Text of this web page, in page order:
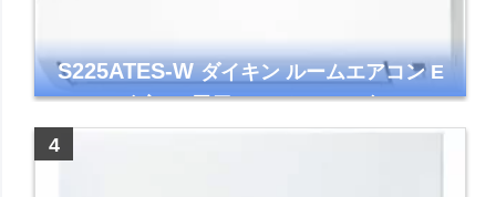
S225ATES-Wダイキン ルームエアコン E
シリーズ 主に6畳用 ホワイト 2025年モデル